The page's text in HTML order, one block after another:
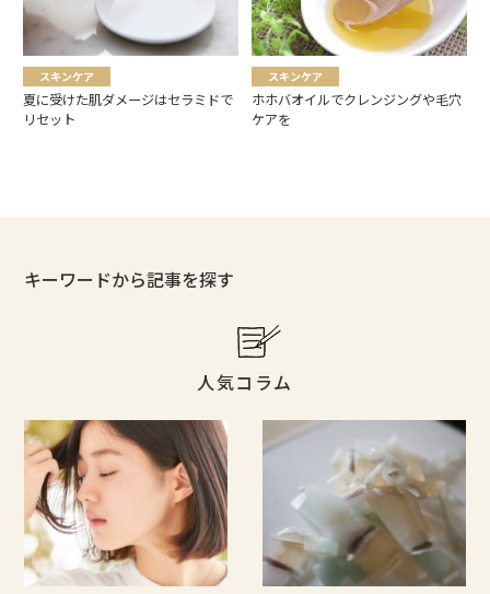
スキンケア
夏に受けた肌ダメージはセラミドで
リセット
スキンケア
ホホバオイルでクレンジングや毛穴
ケアを
キーワードから記事を探す
人気コラム